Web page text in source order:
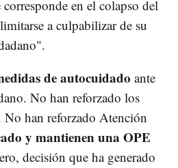
en el colapso del
a culpabilizar de su
de autocuidado ante
No han reforzado los
No han reforzado Atención
y mantienen una OPE
decisión que ha generado